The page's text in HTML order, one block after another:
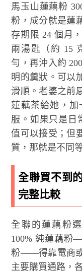
馬玉山蓮藕粉
粉，成分就是蓮
存期限 24 個月
兩湯匙（約 15
勻，再沖入約
明的羹狀。可以
滑順。老婆之前
蓮藕茶給她，
服。如果只是日
值可以接受；但
質，那就是不同
全聯買不到
完整比較
全聯的蓮藕粉
100% 純蓮藕粉
粉——得靠電商
主要購買通路，